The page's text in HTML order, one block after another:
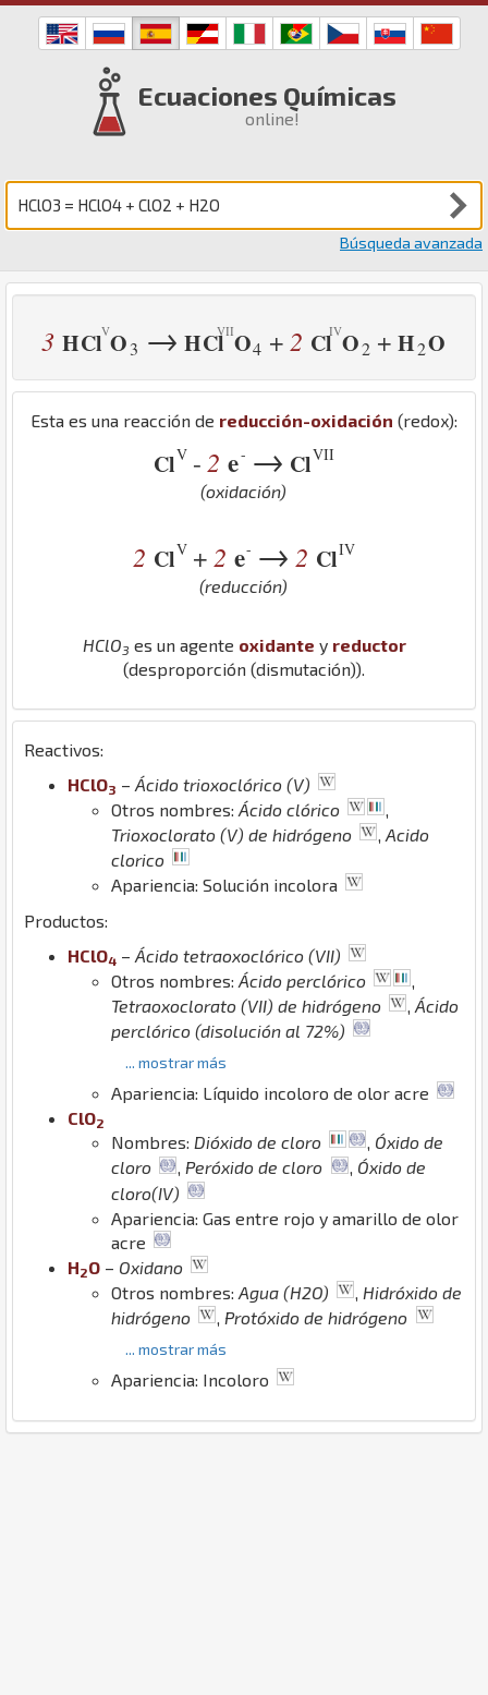
Ecuaciones Químicas
online!
Búsqueda avanzada
3 HCl O3 → HCl O4 + 2 Cl O2 + H2O
Esta es una reacción de reducción-oxidación (redox):
ClV - 2 e- → ClVII
(oxidación)
2 ClV + 2 e- → 2 ClIV
(reducción)
HClO3 es un agente oxidante y reductor
(desproporción (dismutación)).
Reactivos:
HClO3 – Ácido trioxoclórico (V)
Otros nombres: Ácido clórico
Trioxoclorato (V) de hidrógeno
,Acido
clorico
Apariencia: Solución incolora
Productos:
HClO4 – Ácido tetraoxoclórico (VII)
Otros nombres: Ácido perclórico
,
Tetraoxoclorato (VII) de hidrógeno
,Ácido
perclórico (disolución al 72%)
... mostrar más
Apariencia: Líquido incoloro de olor acre
ClO2
Nombres: Dióxido de cloro , Óxido de
cloro
, Peróxido de cloro , Óxido de
cloro(IV)
Apariencia: Gas entre rojo y amarillo de olor
acre
H2O – Oxidano
Otros nombres: Agua (H2O)
Hidróxido de
hidrógeno
, Protóxido de hidrógeno
... mostrar más
Apariencia: Incoloro